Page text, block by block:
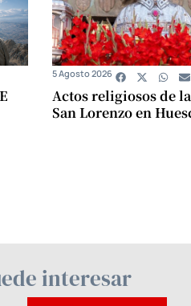
Actos religiosos de
San Lorenzo en
5 Agosto 2026
interesar